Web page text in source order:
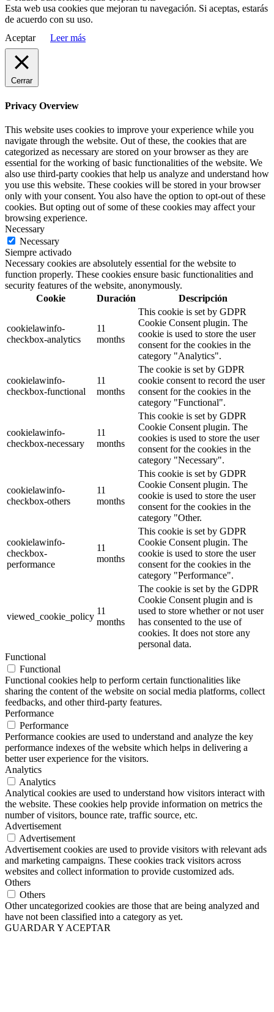
Esta web usa cookies que mejoran tu navegación. Si aceptas, estarás
de acuerdo con su uso.
Aceptar
Leer más
Cerrar
Privacy Overview
This website uses cookies to improve your experience while you
navigate through the website. Out of these, the cookies that are
categorized as necessary are stored on your browser as they are
essential for the working of basic functionalities of the website. We
also use third-party cookies that help us analyze and understand how
you use this website. These cookies will be stored in your browser
only with your consent. You also have the option to opt-out of these
cookies. But opting out of some of these cookies may affect your
browsing experience.
Necessary
Necessary
Siempre activado
Necessary cookies are absolutely essential for the website to
function properly. These cookies ensure basic functionalities and
security features of the website, anonymously.
Cookie
Duración Descripción
cookielawinfo-
checkbox-analytics
11
months
This cookie is set by GDPR
Cookie Consent plugin. The
cookie is used to store the user
consent for the cookies in the
category "Analytics".
cookielawinfo-
checkbox-functional
11
months
The cookie is set by GDPR
cookie consent to record the user
consent for the cookies in the
category "Functional".
cookielawinfo-
checkbox-necessary
11
months
This cookie is set by GDPR
Cookie Consent plugin. The
cookies is used to store the user
consent for the cookies in the
category "Necessary".
cookielawinfo-
checkbox-others
11
months
This cookie is set by GDPR
Cookie Consent plugin. The
cookie is used to store the user
consent for the cookies in the
category "Other.
cookielawinfo-
checkbox-
performance
11
months
This cookie is set by GDPR
Cookie Consent plugin. The
cookie is used to store the user
consent for the cookies in the
category "Performance".
viewed_cookie_policy
11
months
The cookie is set by the GDPR
Cookie Consent plugin and is
used to store whether or not user
has consented to the use of
cookies. It does not store any
personal data.
Functional
Functional
Functional cookies help to perform certain functionalities like
sharing the content of the website on social media platforms, collect
feedbacks, and other third-party features.
Performance
Performance
Performance cookies are used to understand and analyze the key
performance indexes of the website which helps in delivering a
better user experience for the visitors.
Analytics
Analytics
Analytical cookies are used to understand how visitors interact with
the website. These cookies help provide information on metrics the
number of visitors, bounce rate, traffic source, etc.
Advertisement
Advertisement
Advertisement cookies are used to provide visitors with relevant ads
and marketing campaigns. These cookies track visitors across
websites and collect information to provide customized ads.
Others
Others
Other uncategorized cookies are those that are being analyzed and
have not been classified into a category as yet.
GUARDAR Y ACEPTAR